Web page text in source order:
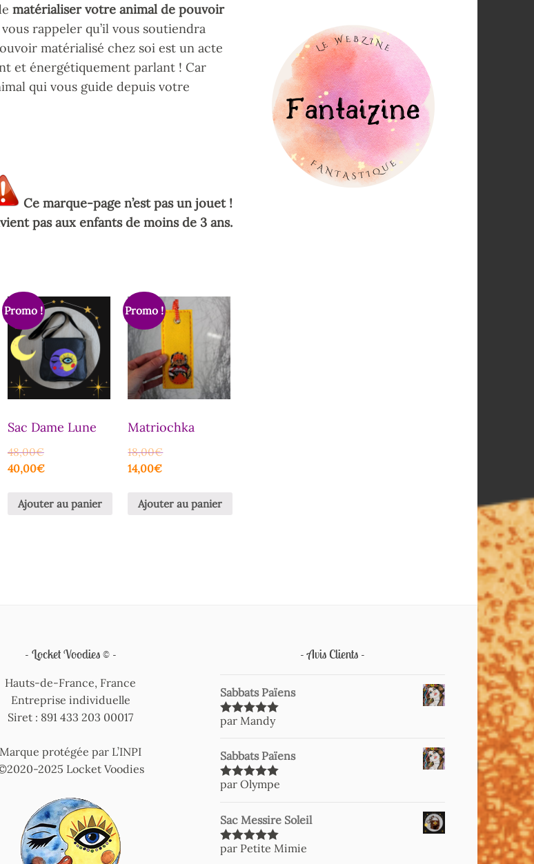
matérialiser votre animal de pouvoir
rappeler qu’il vous soutiendra
matérialisé chez soi est un acte
et énergétiquement parlant ! Car
qui vous guide depuis votre
Ce marque-page n’est pas un jouet !
pas aux enfants de moins de 3 ans.
Promo !
Sac Dame Lune
48,00€
40,00€
Ajouter au panier
Promo !
Matriochka
18,00€
14,00€
Ajouter au panier
Locket Voodies ©
Hauts-de-France, France
Entreprise individuelle
Siret : 891 433 203 00017
Marque protégée par L’INPI
2025 Locket Voodies
Avis Clients
Sabbats Païens
Note5sur
par Mandy
Sabbats Païens
Note5sur
par Olympe
Sac Messire Soleil
Note5sur
par Petite Mimie